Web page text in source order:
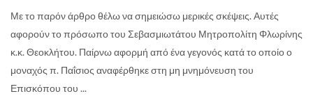
Με το παρόν άρθρο θέλω να σημειώσω μερικές σκέψεις. Αυτές
αφορούν το πρόσωπο του Σεβασμιωτάτου Μητροπολίτη Φλωρίνης
κ.κ. Θεοκλήτου. Παίρνω αφορμή από ένα γεγονός κατά το οποίο ο
μοναχός π. Παΐσιος αναφέρθηκε στη μη μνημόνευση του
Επισκόπου του ...